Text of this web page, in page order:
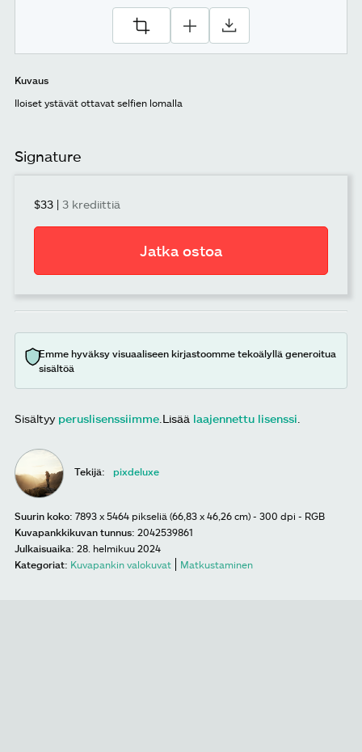
Kuvaus
Iloiset ystävät ottavat selfien lomalla
Signature
$33 | 3 krediittiä
Jatka ostoa
Emme hyväksy visuaaliseen kirjastoomme tekoälyllä generoitua
sisältöä
Sisältyy peruslisenssiimme Lisää laajennettu lisenssi
Tekijä: pixdeluxe
Suurin koko: 7893 x 5464 pikseliä (66,83 x 46,26 cm) - 300 dpi - RGB
Kuvapankkikuvan tunnus: 2042539861
Julkaisuaika: 28. helmikuu 2024
Kategoriat: Kuvapankin valokuvat Matkustaminen